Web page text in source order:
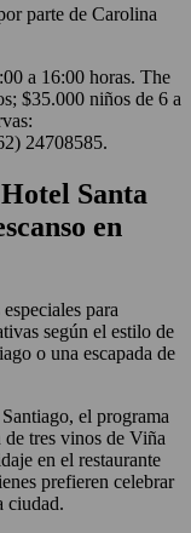
parte de Carolina
a 16:00 horas. The
$35.000 niños de 6 a
24708585.
Santa
en
para
según el estilo de
o una escapada de
el programa
tres vinos de Viña
en el restaurante
prefieren celebrar
ciudad.